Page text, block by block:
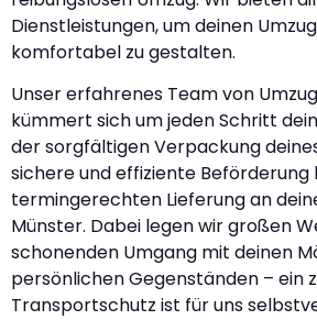
Dienstleistungen, um deinen
komfortabel zu gestalten.
Unser erfahrenes Team von
kümmert sich um jeden Schritt
der sorgfältigen Verpackung
sichere und effiziente Beförderung
termingerechten Lieferung an
Münster. Dabei legen wir großen
schonenden Umgang mit deinen
persönlichen Gegenständen – ein
Transportschutz ist für uns